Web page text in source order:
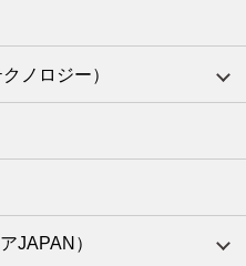
ノロジー）
JAPAN）